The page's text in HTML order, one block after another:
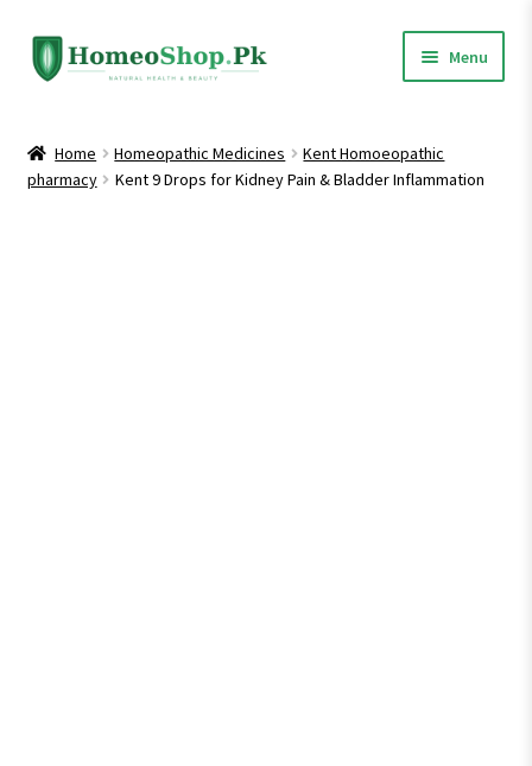
Skip
to
Skip
to
Menu
Shop All
Home Homeopathic Medicines
Kent Homoeopathic
pharmacy
Kent 9 Drops for Kidney Pain & Bladder Inflammation